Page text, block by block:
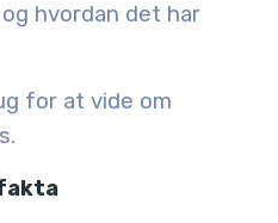
hvordan det har
for at vide om